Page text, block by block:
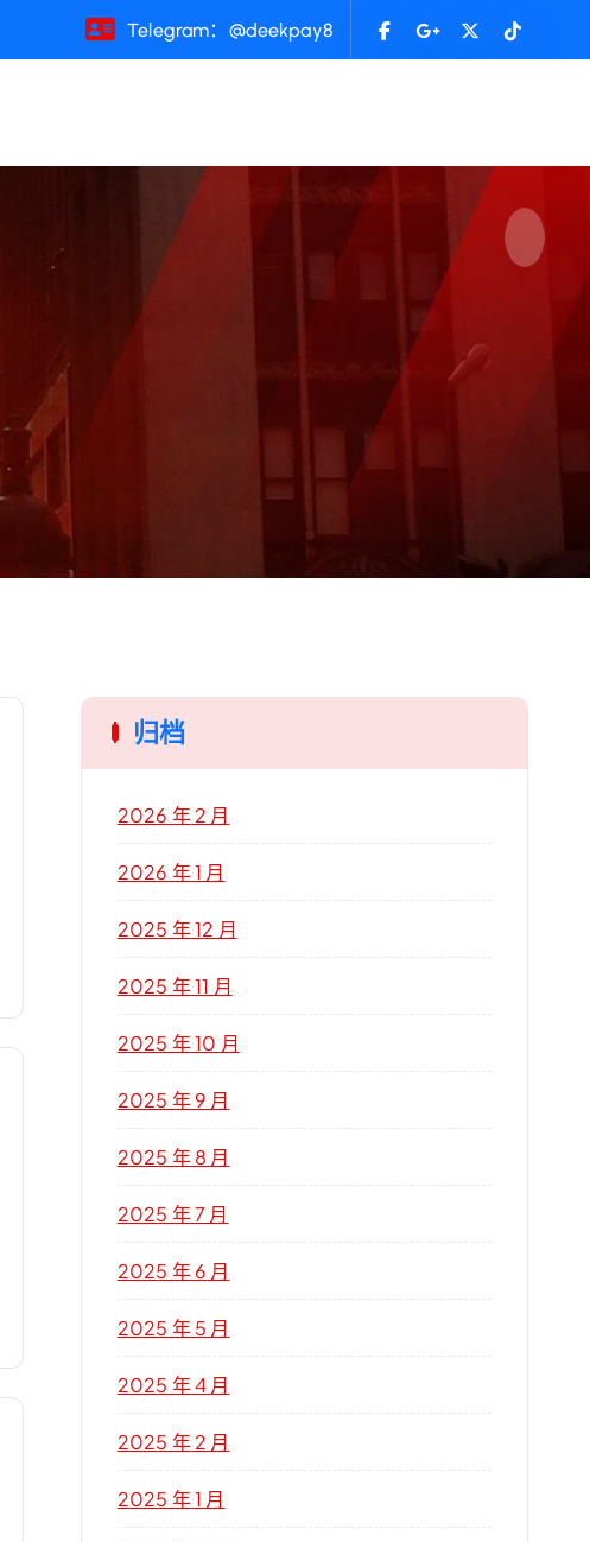
Telegram：@deekpay8
归档
2026 年 2 月
2026 年 1 月
2025 年 12 月
2025 年 11 月
2025 年 10 月
2025 年 9 月
2025 年 8 月
2025 年 7 月
2025 年 6 月
2025 年 5 月
2025 年 4 月
2025 年 2 月
2025 年 1 月